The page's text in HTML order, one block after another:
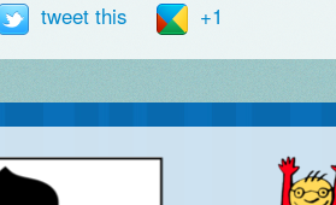
tweet this +1